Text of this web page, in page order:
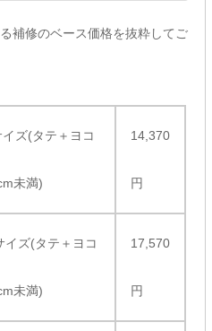
補修のベース価格を抜粋してご
イズ(タテ＋ヨコ
未満)
14,370
円
イズ(タテ＋ヨコ
未満)
17,570
円